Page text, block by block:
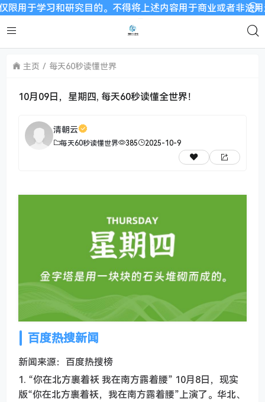
习和研究目的。不得将上述内容用于商业或者非法用途
主页 每天60秒读懂世界
10月09日，星期四, 每天60秒读懂全世界！
清朝云
每天60秒读懂世界 385 2025-10-9
百度热搜新闻
新闻来源：百度热搜榜
1. “你在北方裹着袄 我在南方露着腰” 10月8日，现实
版“你在北方裹着袄，我在南方露着腰”上演了。华北、